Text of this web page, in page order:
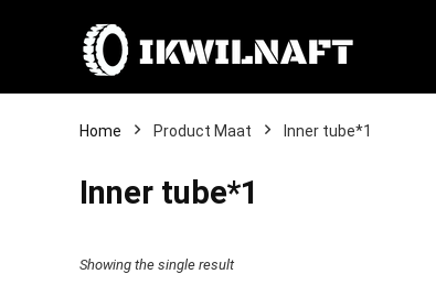
Home Product Maat Inner tube*1
Inner tube*1
Showing the single result